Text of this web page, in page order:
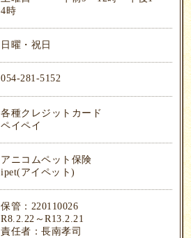
4時
日曜・祝日
054-281-5152
各種クレジットカード
ペイペイ
アニコムペット保険
ipet(アイペット)
保管：220110026
R8.2.22～R13.2.21
責任者：長南孝司